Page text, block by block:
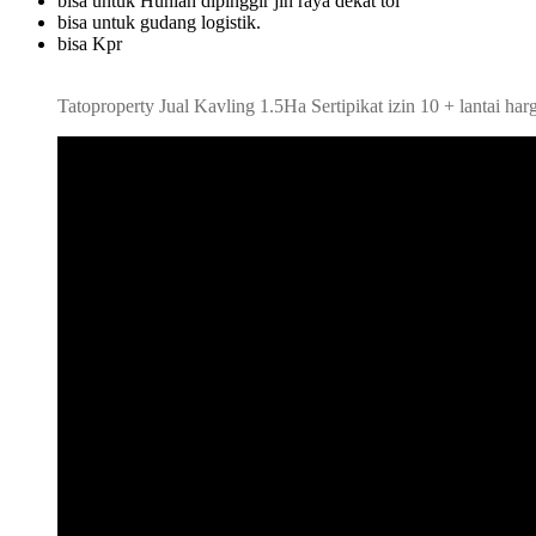
bisa untuk gudang logistik.
bisa Kpr
Tatoproperty Jual Kavling 1.5Ha Sertipikat izin 10 + lantai